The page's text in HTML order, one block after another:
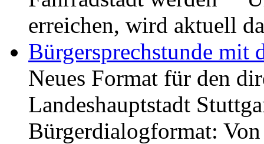
erreichen, wird aktuell
Bürgersprechstunde mit
Neues Format für den
Landeshauptstadt
Bürgerdialogformat: